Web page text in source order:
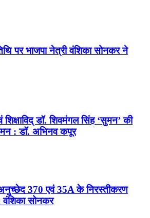
पर भाजपा नेत्री वंशिका सोनकर ने
शिक्षाविद् डॉ. शिवमंगल सिंह ‘सुमन’ की
: डॉ. अभिनव कपूर
370 एवं 35A के निरस्तीकरण
वंशिका सोनकर